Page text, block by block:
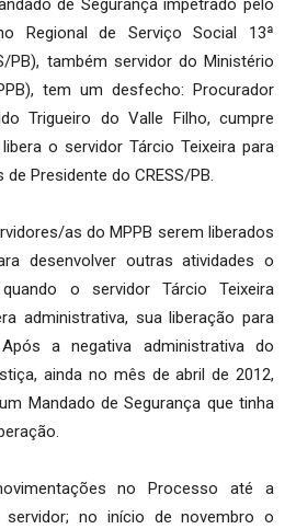
de Segurança impetrado pelo
Regional de Serviço Social 13ª
PB), também servidor do Ministério
tem um desfecho: Procurador
Trigueiro do Valle Filho, cumpre
o servidor Tárcio Teixeira para
Presidente do CRESS/PB.
as do MPPB serem liberados
desenvolver outras atividades o
o servidor Tárcio Teixeira
administrativa, sua liberação para
a negativa administrativa do
ainda no mês de abril de 2012,
Mandado de Segurança que tinha
no Processo até a
servidor; no início de novembro o